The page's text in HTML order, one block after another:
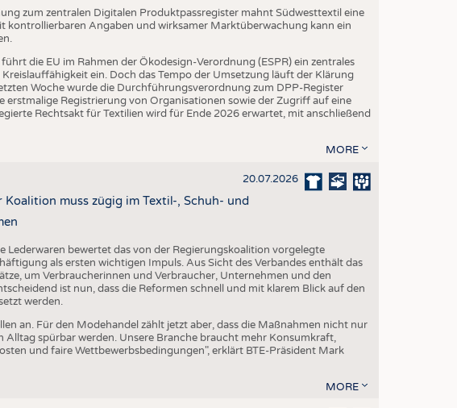
zum zentralen Digitalen Produktpassregister mahnt Südwesttextil eine
kontrollierbaren Angaben und wirksamer Marktüberwachung kann ein
die EU im Rahmen der Ökodesign-Verordnung (ESPR) ein zentrales
ein. Doch das Tempo der Umsetzung läuft der Klärung
Woche wurde die Durchführungsverordnung zum DPP-Register
erstmalige Registrierung von Organisationen sowie der Zugriff auf eine
Rechtsakt für Textilien wird für Ende 2026 erwartet, mit anschließend
MORE
20.07.2026
muss zügig im Textil-, Schuh- und
Lederwaren bewertet das von der Regierungskoalition vorgelegte
als ersten wichtigen Impuls. Aus Sicht des Verbandes enthält das
um Verbraucherinnen und Verbraucher, Unternehmen und den
ist nun, dass die Reformen schnell und mit klarem Blick auf den
werden.
an. Für den Modehandel zählt jetzt aber, dass die Maßnahmen nicht nur
spürbar werden. Unsere Branche braucht mehr Konsumkraft,
und faire Wettbewerbsbedingungen", erklärt BTE-Präsident Mark
MORE